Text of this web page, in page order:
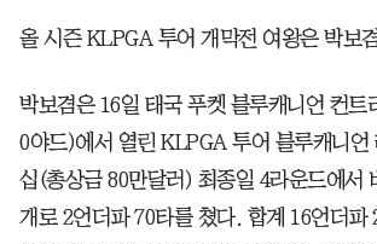
올 시즌 KLPGA 투어 개막전 여왕은 박보
박보겸은 16일 태국 푸켓 블루캐니언 컨트
0야드)에서 열린 KLPGA 투어 블루캐니언
십(총상금 80만달러) 최종일 4라운드에서
개로 2언더파 70타를 쳤다. 합계 16언더파